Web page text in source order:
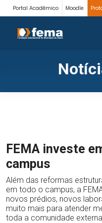
Portal Acadêmico Moodle
FEMA investe
campus
Além das reformas
em todo o campus, a
novos prédios, novos
muito mais para atender
toda a comunidade externa